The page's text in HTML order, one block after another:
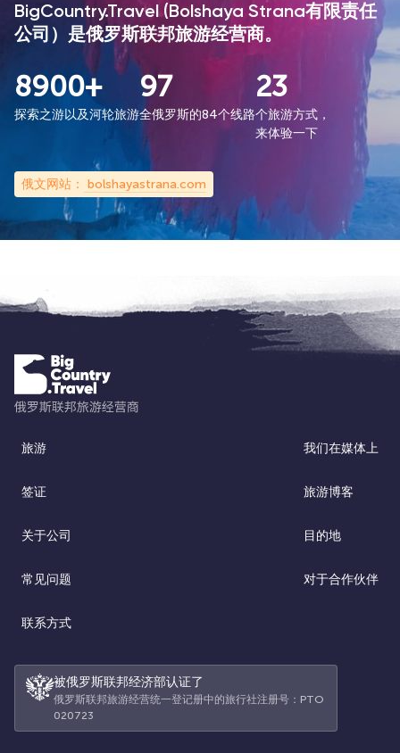
BigCountry.Travel (Bolshaya Strana有限责任
公司）是俄罗斯联邦旅游经营商。
8900+
探索之游以及河轮旅游
97
全俄罗斯的84个线路
23
个旅游方式，
来体验一下
俄文网站： bolshayastrana.com
旅游 我们在媒体上
签证 旅游博客
关于公司 目的地
常见问题 对于合作伙伴
联系方式
被俄罗斯联邦经济部认证了
俄罗斯联邦旅游经营统一登记册中的旅行社注册号：РТО
020723